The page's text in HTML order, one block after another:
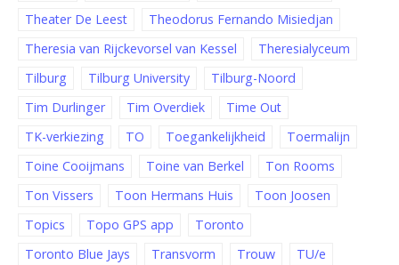
Theater De Leest
Theodorus Fernando Misiedjan
Theresia van Rijckevorsel van Kessel
Theresialyceum
Tilburg
Tilburg University
Tilburg-Noord
Tim Durlinger
Tim Overdiek
Time Out
TK-verkiezing
TO Toegankelijkheid
Toermalijn
Toine Cooijmans
Toine van Berkel
Ton Rooms
Ton Vissers
Toon Hermans Huis
Toon Joosen
Topics
Topo GPS app
Toronto
Toronto Blue Jays
Transvorm Trouw
TU/e